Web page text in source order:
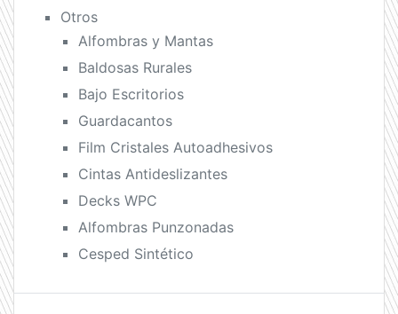
Otros
Alfombras y Mantas
Baldosas Rurales
Bajo Escritorios
Guardacantos
Film Cristales Autoadhesivos
Cintas Antideslizantes
Decks WPC
Alfombras Punzonadas
Cesped Sintético